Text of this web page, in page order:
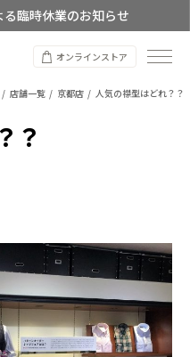
臨時休業のお知らせ
オーダースーツ
のお知らせ
オンラインストア
店舗一覧 京都店 人気の襟型はどれ？？
？